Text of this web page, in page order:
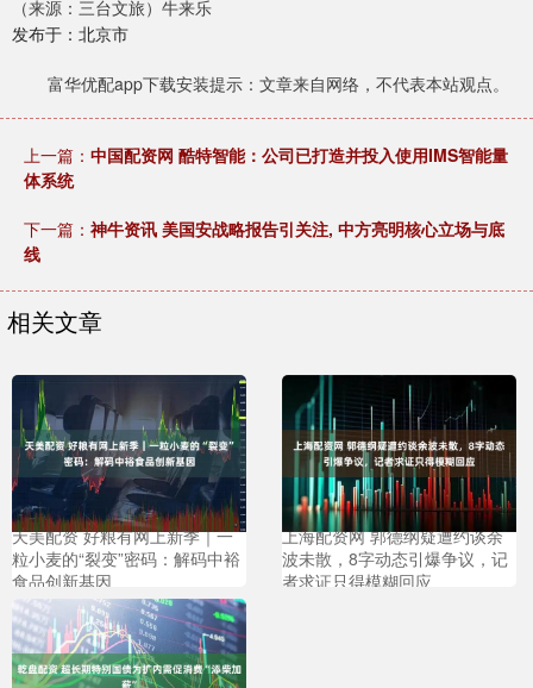
（来源：三台文旅）牛来乐
发布于：北京市
富华优配app下载安装提示：文章来自网络，不代表本站观点。
上一篇： 中国配资网 酷特智能：公司已打造并投入使用IMS智能量
体系统
下一篇： 神牛资讯 美国安战略报告引关注, 中方亮明核心立场与底
线
相关文章
天美配资 好粮有网上新季｜一
粒小麦的“裂变”密码：解码中裕
食品创新基因
上海配资网 郭德纲疑遭约谈余
波未散，8字动态引爆争议，记
者求证只得模糊回应